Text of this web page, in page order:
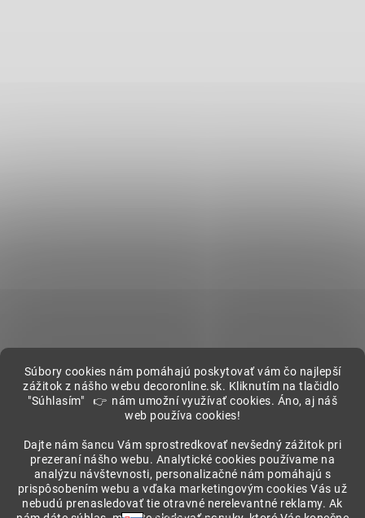
Súbory cookies nám pomáhajú poskytovať vám čo najlepší
zážitok z nášho webu decoronline.sk. Kliknutím na tlačidlo
"Súhlasím" 👉 nám umožní využívať cookies. Áno, aj náš
web používa cookies!
Dajte nám šancu Vám sprostredkovať nevšedný zážitok pri
prezeraní nášho webu. Analytické cookies používame na
analýzu návštevnosti, personalizačné nám pomáhajú s
prispôsobením webu a vďaka marketingovým cookies Vás už
nebudú prenasledovať tie otravné nerelevantné reklamy. Ak
Showroom